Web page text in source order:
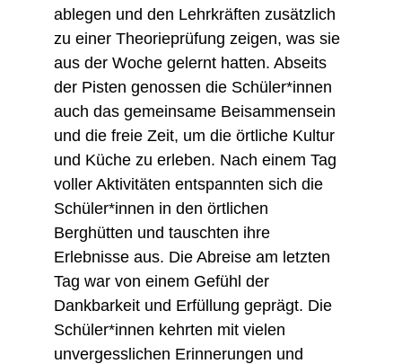
ablegen und den Lehrkräften zusätzlich
zu einer Theorieprüfung zeigen, was sie
aus der Woche gelernt hatten. Abseits
der Pisten genossen die Schüler*innen
auch das gemeinsame Beisammensein
und die freie Zeit, um die örtliche Kultur
und Küche zu erleben. Nach einem Tag
voller Aktivitäten entspannten sich die
Schüler*innen in den örtlichen
Berghütten und tauschten ihre
Erlebnisse aus. Die Abreise am letzten
Tag war von einem Gefühl der
Dankbarkeit und Erfüllung geprägt. Die
Schüler*innen kehrten mit vielen
unvergesslichen Erinnerungen und